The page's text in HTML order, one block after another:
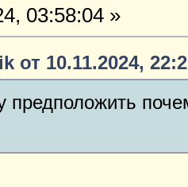
03:58:04 »
от 10.11.2024,
предположить